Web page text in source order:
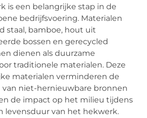
is een belangrijke stap in de
bedrijfsvoering. Materialen
staal, bamboe, hout uit
bossen en gerecycled
dienen als duurzame
traditionele materialen. Deze
materialen verminderen de
van niet-hernieuwbare bronnen
de impact op het milieu tijdens
levensduur van het hekwerk.